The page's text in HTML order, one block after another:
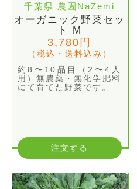
千葉県 農園NaZemi
オーガニック野菜セッ
ト M
3,780円
（税込・送料込み）
約8〜10品目（2〜4人
用）無農薬・無化学肥料
にて育てた野菜です。
注文する